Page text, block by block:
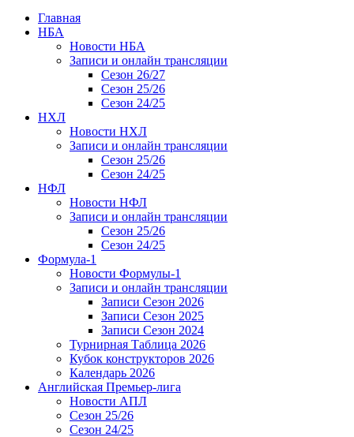
Главная
НБА
Новости НБА
Записи и онлайн трансляции
Сезон 26/27
Сезон 25/26
Сезон 24/25
НХЛ
Новости НХЛ
Записи и онлайн трансляции
Сезон 25/26
Сезон 24/25
НФЛ
Новости НФЛ
Записи и онлайн трансляции
Сезон 25/26
Сезон 24/25
Формула-1
Новости Формулы-1
Записи и онлайн трансляции
Записи Сезон 2026
Записи Сезон 2025
Записи Сезон 2024
Турнирная Таблица 2026
Кубок конструкторов 2026
Календарь 2026
Английская Премьер-лига
Новости АПЛ
Сезон 25/26
Сезон 24/25